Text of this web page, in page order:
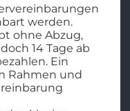
werden.
ohne Abzug,
14 Tage ab
Ein
Rahmen und